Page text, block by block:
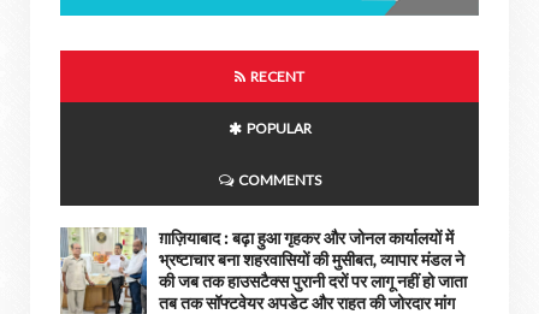
RECENT
POPULAR
COMMENTS
ग़ाज़ियाबाद : बढ़ा हुआ गृहकर और जोनल कार्यालयों में
भ्रष्टाचार बना शहरवासियों की मुसीबत, व्यापार मंडल ने
की जब तक हाउसटैक्स पुरानी दरों पर लागू नहीं हो जाता
तब तक सॉफ्टवेयर अपडेट और राहत की जोरदार मांग